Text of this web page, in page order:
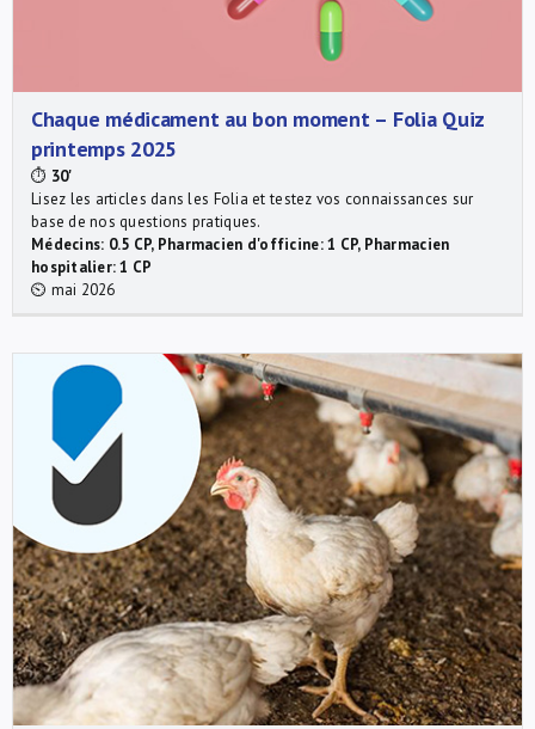
Chaque médicament au bon moment – Folia Quiz
printemps 2025
⏱ 30'
Lisez les articles dans les Folia et testez vos connaissances sur
base de nos questions pratiques.
Médecins: 0.5 CP, Pharmacien d'officine: 1 CP, Pharmacien
hospitalier: 1 CP
⏲ mai 2026